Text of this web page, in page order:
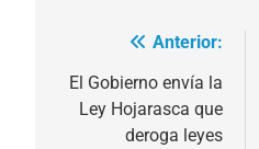
Navegación
de
entradas
Anterior:
El Gobierno envía la
Ley Hojarasca que
deroga leyes